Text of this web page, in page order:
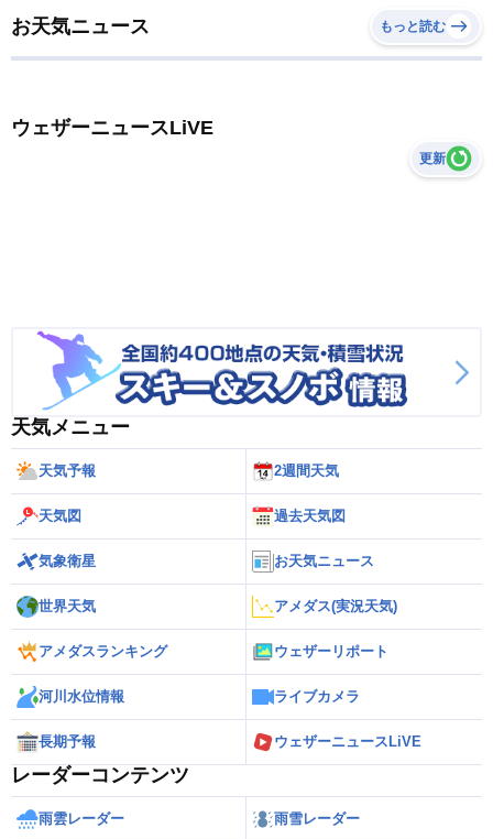
お天気ニュース もっと読む
ウェザーニュースLiVE
更新
天気メニュー
天気予報 2週間天気
天気図 過去天気図
気象衛星 お天気ニュース
世界天気 アメダス(実況天気)
アメダスランキング ウェザーリポート
河川水位情報 ライブカメラ
長期予報 ウェザーニュースLiVE
レーダーコンテンツ
雨雲レーダー 雨雪レーダー